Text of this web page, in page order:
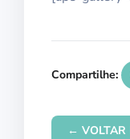
Compartilhe:
← VOLTAR